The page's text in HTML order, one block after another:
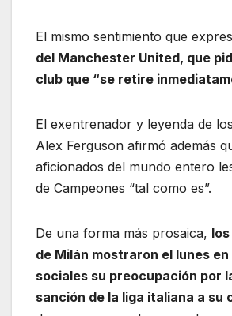
El mismo sentimiento que
del Manchester United, que
club que “se retire
El exentrenador y leyenda de los
Alex Ferguson afirmó además
aficionados del mundo entero
de Campeones “tal como es”.
De una forma más prosaica,
de Milán mostraron el lunes
sociales su preocupación por
sanción de la liga italiana a su